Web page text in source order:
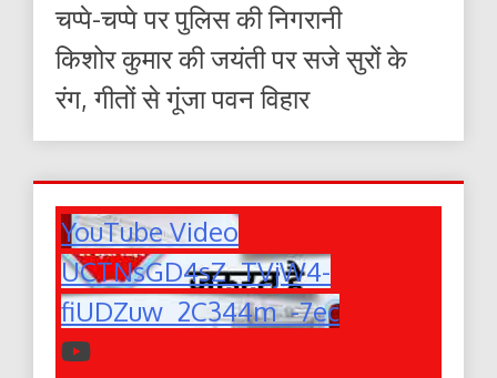
चप्पे-चप्पे पर पुलिस की निगरानी
किशोर कुमार की जयंती पर सजे सुरों के
रंग, गीतों से गूंजा पवन विहार
YouTube Video
UCTNsGD4sZ_TVjW4-
fiUDZuw_2C344m_-7ec